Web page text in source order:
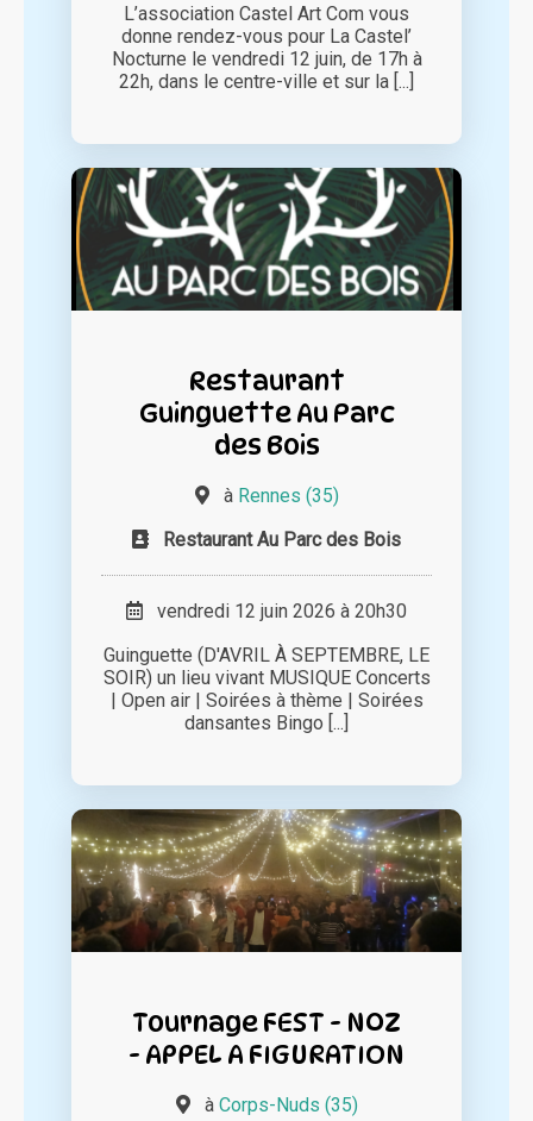
L’association Castel Art Com vous
donne rendez-vous pour La Castel’
Nocturne le vendredi 12 juin, de 17h à
22h, dans le centre-ville et sur la [...]
Restaurant
Guinguette Au Parc
des Bois
à Rennes (35)
Restaurant Au Parc des Bois
vendredi 12 juin 2026 à 20h30
Guinguette (D'AVRIL À SEPTEMBRE, LE
SOIR) un lieu vivant MUSIQUE Concerts
| Open air | Soirées à thème | Soirées
dansantes Bingo [...]
Tournage FEST - NOZ
- APPEL A FIGURATION
à Corps-Nuds (35)